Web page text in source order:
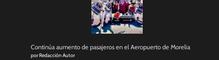
Continúa aumento de pasajeros en el Aeropuerto de Morelia
por Redacción Autor